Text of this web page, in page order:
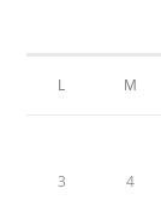
L M
3 4